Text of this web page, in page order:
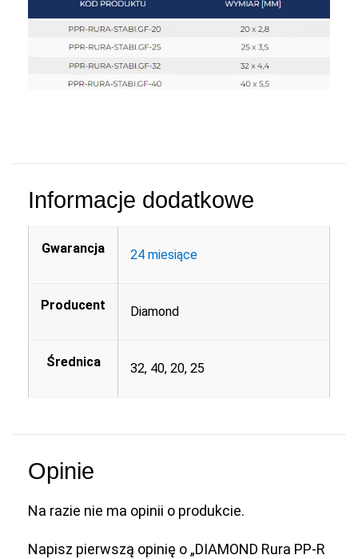
Informacje dodatkowe
Gwarancja 24 miesiące
Producent Diamond
Średnica 32, 40, 20, 25
Opinie
Na razie nie ma opinii o produkcie.
Napisz pierwszą opinię o „DIAMOND Rura PP-R